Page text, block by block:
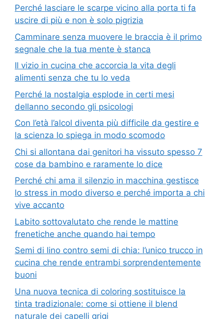
Perché lasciare le scarpe vicino alla porta ti fa
uscire di più e non è solo pigrizia
Camminare senza muovere le braccia è il primo
segnale che la tua mente è stanca
Il vizio in cucina che accorcia la vita degli
alimenti senza che tu lo veda
Perché la nostalgia esplode in certi mesi
dellanno secondo gli psicologi
Con l’età l’alcol diventa più difficile da gestire e
la scienza lo spiega in modo scomodo
Chi si allontana dai genitori ha vissuto spesso 7
cose da bambino e raramente lo dice
Perché chi ama il silenzio in macchina gestisce
lo stress in modo diverso e perché importa a chi
vive accanto
Labito sottovalutato che rende le mattine
frenetiche anche quando hai tempo
Semi di lino contro semi di chia: l’unico trucco in
cucina che rende entrambi sorprendentemente
buoni
Una nuova tecnica di coloring sostituisce la
tinta tradizionale: come si ottiene il blend
naturale dei capelli grigi